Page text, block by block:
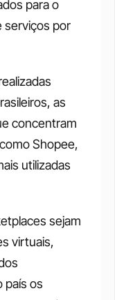
para o
serviços por
as
concentram
Shopee,
utilizadas
sejam
virtuais,
país os